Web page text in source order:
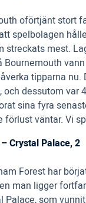
oförtjänt stort
spelbolagen
streckats mest.
Bournemouth
tipparna nu.
dessutom var
sina fyra
väntar. Vi
Crystal Palace, 2
Forest har
man ligger
Palace, som